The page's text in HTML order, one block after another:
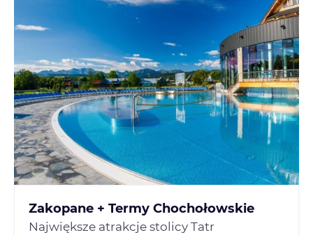
Zakopane + Termy Chochołowskie
Największe atrakcje stolicy Tatr